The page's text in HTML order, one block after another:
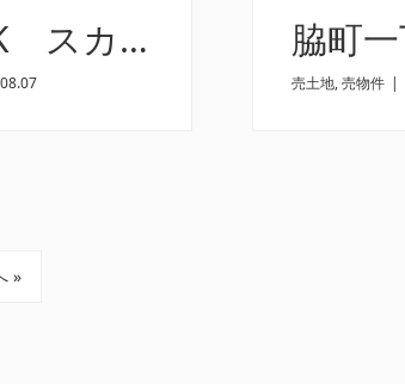
スカ
脇町
売土地,売物件 |
»